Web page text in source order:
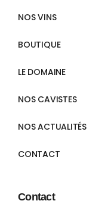
NOS VINS
BOUTIQUE
LE DOMAINE
NOS CAVISTES
NOS ACTUALITÉS
CONTACT
Contact